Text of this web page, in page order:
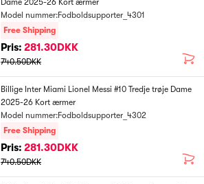
Dame 2025-26 Kort ærmer
Model nummer:Fodboldsupporter_4301
Free Shipping
Pris: 281.30DKK
740.50DKK
Billige Inter Miami Lionel Messi #10 Tredje trøje Dame
2025-26 Kort ærmer
Model nummer:Fodboldsupporter_4302
Free Shipping
Pris: 281.30DKK
740.50DKK